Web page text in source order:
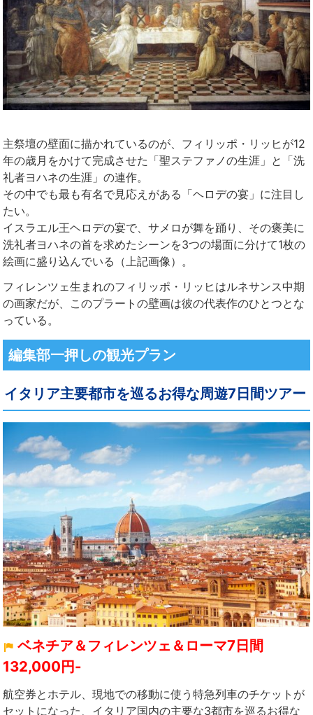
主祭壇の壁面に描かれているのが、フィリッポ・リッヒが12
年の歳月をかけて完成させた「聖ステファノの生涯」と「洗
礼者ヨハネの生涯」の連作。
その中でも最も有名で見応えがある「ヘロデの宴」に注目し
たい。
イスラエル王ヘロデの宴で、サメロが舞を踊り、その褒美に
洗礼者ヨハネの首を求めたシーンを3つの場面に分けて1枚の
絵画に盛り込んでいる（上記画像）。
フィレンツェ生まれのフィリッポ・リッヒはルネサンス中期
の画家だが、このプラートの壁画は彼の代表作のひとつとな
っている。
編集部一押しの観光プラン
イタリア主要都市を巡るお得な周遊7日間ツアー
ベネチア＆フィレンツェ＆ローマ7日間
132,000円-
航空券とホテル、現地での移動に使う特急列車のチケットが
セットになった、イタリア国内の主要な3都市を巡るお得な